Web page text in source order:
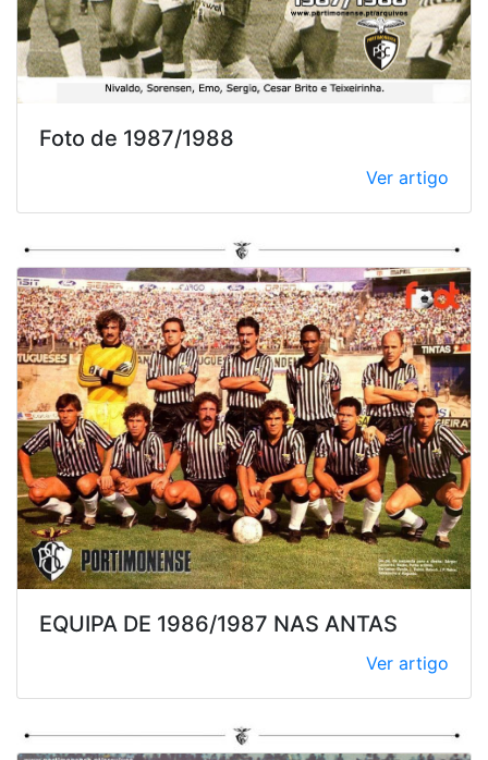
Foto de 1987/1988
Ver artigo
EQUIPA DE 1986/1987 NAS ANTAS
Ver artigo